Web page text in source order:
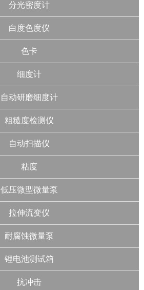
分光密度计
白度色度仪
色卡
细度计
自动研磨细度计
粗糙度检测仪
自动扫描仪
粘度
低压微型微量泵
拉伸流变仪
耐腐蚀微量泵
锂电池测试箱
抗冲击